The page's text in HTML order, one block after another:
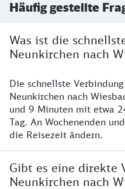
Häufig gestellte
Was ist die
Neunkirchen nach
Die schnellste
Neunkirchen nach
und 9 Minuten mit etwa
Tag. An Wochenenden
die Reisezeit ändern.
Gibt es eine direkte
Neunkirchen nach